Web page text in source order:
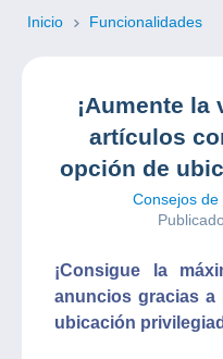
Inicio Funcionalidades
¡Aumente
artículos
opción de
Consejos de
¡Consigue la
anuncios gracias a
ubicación